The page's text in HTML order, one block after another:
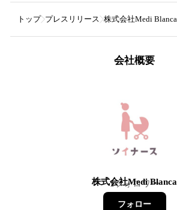
トップ プレスリリース 株式会社Medi Blanca
会社概要
株式会社Medi Blanca
1フォロワー
フォロー